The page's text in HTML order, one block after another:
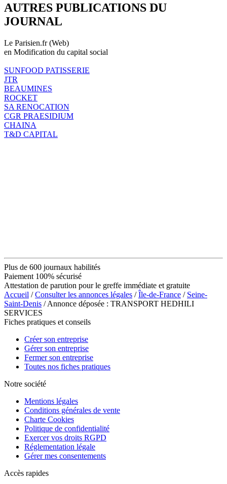
AUTRES PUBLICATIONS DU
JOURNAL
Le Parisien.fr (Web)
en Modification du capital social
SUNFOOD PATISSERIE
JTR
BEAUMINES
ROCKET
SA RENOCATION
CGR PRAESIDIUM
CHAINA
T&D CAPITAL
Plus de 600 journaux habilités
Paiement 100% sécurisé
Attestation de parution pour le greffe immédiate et gratuite
Accueil /Consulter les annonces légales /Île-de-France / Seine-
Saint-Denis / Annonce déposée : TRANSPORT HEDHILI
SERVICES
Fiches pratiques et conseils
Créer son entreprise
Gérer son entreprise
Fermer son entreprise
Toutes nos fiches pratiques
Notre société
Mentions légales
Conditions générales de vente
Charte Cookies
Politique de confidentialité
Exercer vos droits RGPD
Réglementation légale
Gérer mes consentements
Accès rapides